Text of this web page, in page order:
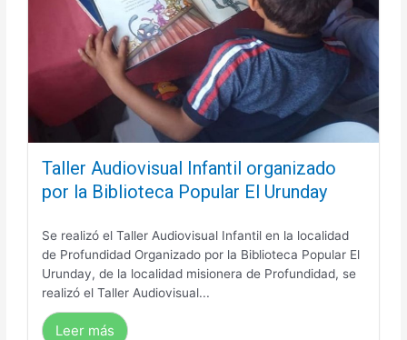
Taller Audiovisual Infantil organizado
por la Biblioteca Popular El Urunday
Se realizó el Taller Audiovisual Infantil en la localidad
de Profundidad Organizado por la Biblioteca Popular El
Urunday, de la localidad misionera de Profundidad, se
realizó el Taller Audiovisual...
Leer más